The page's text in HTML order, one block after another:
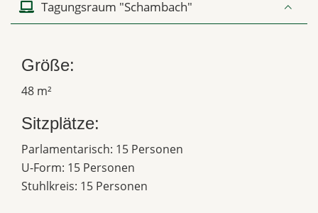
Tagungsraum "Schambach"
Größe:
48 m²
Sitzplätze:
Parlamentarisch: 15 Personen
U-Form: 15 Personen
Stuhlkreis: 15 Personen